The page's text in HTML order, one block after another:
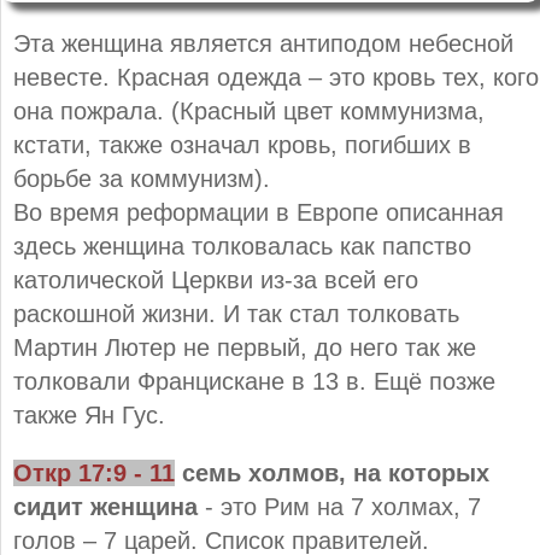
Эта женщина является антиподом небесной
невесте. Красная одежда – это кровь тех, кого
она пожрала. (Красный цвет коммунизма,
кстати, также означал кровь, погибших в
борьбе за коммунизм).
Во время реформации в Европе описанная
здесь женщина толковалась как папство
католической Церкви из-за всей его
раскошной жизни. И так стал толковать
Мартин Лютер не первый, до него так же
толковали Францискане в 13 в. Ещё позже
также Ян Гус.
Откр 17:9 - 11 семь холмов, на которых
сидит женщина- это Рим на 7 холмах, 7
голов – 7 царей. Список правителей.